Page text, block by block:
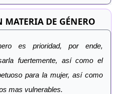
MATERIA DE GÉNERO
es prioridad, por ende,
fuertemente, así como el
para la mujer, así como
mas vulnerables.